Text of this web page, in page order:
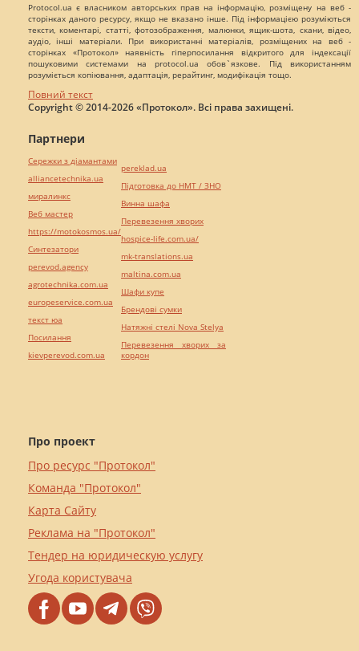
Protocol.ua є власником авторських прав на інформацію, розміщену на веб -
сторінках даного ресурсу, якщо не вказано інше. Під інформацією розуміються
тексти, коментарі, статті, фотозображення, малюнки, ящик-шота, скани, відео,
аудіо, інші матеріали. При використанні матеріалів, розміщених на веб -
сторінках «Протокол» наявність гіперпосилання відкритого для індексації
пошуковими системами на protocol.ua обов`язкове. Під використанням
розуміється копіювання, адаптація, рерайтинг, модифікація тощо.
Повний текст
Copyright © 2014-2026 «Протокол». Всі права захищені.
Про проект
Про ресурс "Протокол"
Команда "Протокол"
Карта Сайту
Реклама на "Протокол"
Тендер на юридическую услугу
Угода користувача
Партнери
Сережки з діамантами
alliancetechnika.ua
миралинкс
Веб мастер
https://motokosmos.ua/
Синтезатори
perevod.agency
agrotechnika.com.ua
europeservice.com.ua
текст юа
Посилання
kievperevod.com.ua
pereklad.ua
Підготовка до НМТ / ЗНО
Винна шафа
Перевезення хворих
hospice-life.com.ua/
mk-translations.ua
maltina.com.ua
Шафи купе
Брендові сумки
Натяжні стелі Nova Stelya
Перевезення хворих за
кордон